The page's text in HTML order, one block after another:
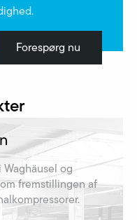
Forespørg nu
og
fremstillingen af​